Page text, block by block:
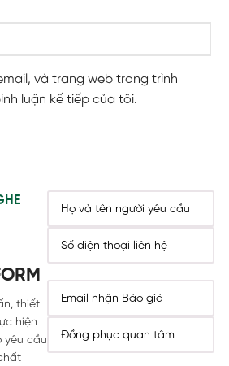
và trang web trong trình
luận kế tiếp của tôi.
thiết
hiện
yêu cầu